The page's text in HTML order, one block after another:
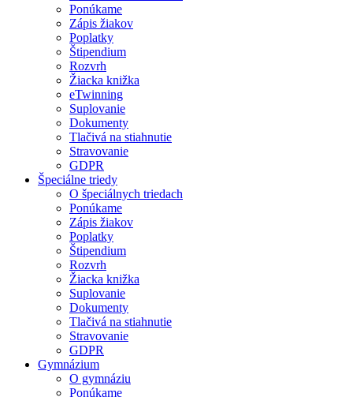
Ponúkame
Zápis žiakov
Poplatky
Štipendium
Rozvrh
Žiacka knižka
eTwinning
Suplovanie
Dokumenty
Tlačivá na stiahnutie
Stravovanie
GDPR
Špeciálne triedy
O špeciálnych triedach
Ponúkame
Zápis žiakov
Poplatky
Štipendium
Rozvrh
Žiacka knižka
Suplovanie
Dokumenty
Tlačivá na stiahnutie
Stravovanie
GDPR
Gymnázium
O gymnáziu
Ponúkame